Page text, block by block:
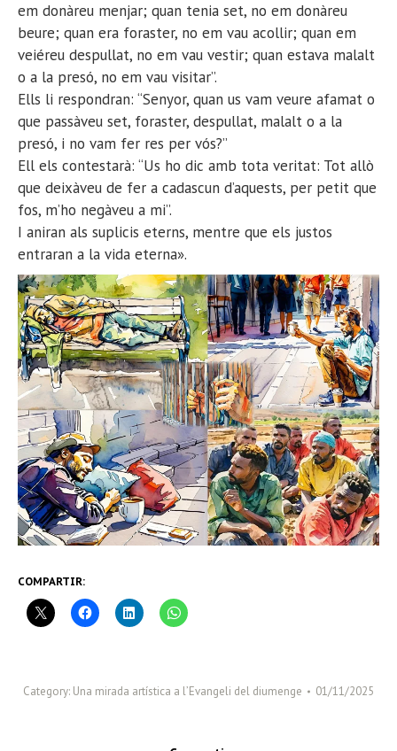
em donàreu menjar; quan tenia set, no em donàreu
beure; quan era foraster, no em vau acollir; quan em
veiéreu despullat, no em vau vestir; quan estava malalt
o a la presó, no em vau visitar”.
Ells li respondran: “Senyor, quan us vam veure afamat o
que passàveu set, foraster, despullat, malalt o a la
presó, i no vam fer res per vós?”
Ell els contestarà: “Us ho dic amb tota veritat: Tot allò
que deixàveu de fer a cadascun d’aquests, per petit que
fos, m’ho negàveu a mi”.
I aniran als suplicis eterns, mentre que els justos
entraran a la vida eterna».
COMPARTIR:
Category: Una mirada artística a l’Evangeli del diumenge 01/11/2025